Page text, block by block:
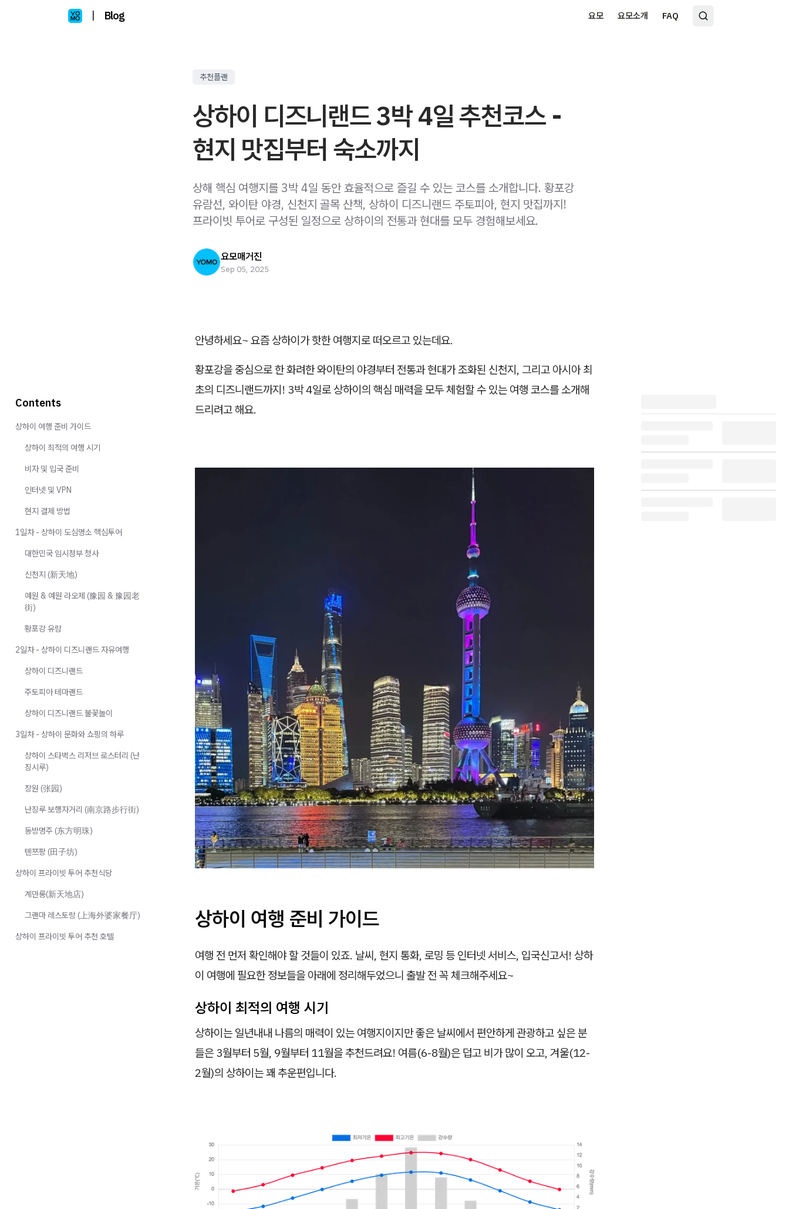
| Blog 요모 요모소개 FAQ
추천플랜
상하이 디즈니랜드 3박 4일 추천코스 -
현지 맛집부터 숙소까지
상해 핵심 여행지를 3박 4일 동안 효율적으로 즐길 수 있는 코스를 소개합니다. 황포강
유람선, 와이탄 야경, 신천지 골목 산책, 상하이 디즈니랜드 주토피아, 현지 맛집까지!
프라이빗 투어로 구성된 일정으로 상하이의 전통과 현대를 모두 경험해보세요.
요모매거진
Sep 05, 2025
안녕하세요~ 요즘 상하이가 핫한 여행지로 떠오르고 있는데요.
황포강을 중심으로 한 화려한 와이탄의 야경부터 전통과 현대가 조화된 신천지, 그리고 아시아 최
초의 디즈니랜드까지! 3박 4일로 상하이의 핵심 매력을 모두 체험할 수 있는 여행 코스를 소개해
드리려고 해요.
상하이 여행 준비 가이드
여행 전 먼저 확인해야 할 것들이 있죠. 날씨, 현지 통화, 로밍 등 인터넷 서비스, 입국신고서! 상하
이 여행에 필요한 정보들을 아래에 정리해두었으니 출발 전 꼭 체크해주세요~
상하이 최적의 여행 시기
상하이는 일년내내 나름의 매력이 있는 여행지이지만 좋은 날씨에서 편안하게 관광하고 싶은 분
들은 3월부터 5월, 9월부터 11월을 추천드려요! 여름(6-8월)은 덥고 비가 많이 오고, 겨울(12-
2월)의 상하이는 꽤 추운편입니다.
Contents
상하이 여행 준비 가이드
상하이 최적의 여행 시기
비자 및 입국 준비
인터넷 및 VPN
현지 결제 방법
1일차 - 상하이 도심명소 핵심투어
대한민국 임시정부 청사
신천지 (新天地)
예원 & 예원 라오제 (豫园 & 豫园老
街)
황포강 유람
2일차 - 상하이 디즈니랜드 자유여행
상하이 디즈니랜드
주토피아 테마랜드
상하이 디즈니랜드 불꽃놀이
3일차 - 상하이 문화와 쇼핑의 하루
상하이 스타벅스 리저브 로스터리 (난
징시루)
장원 (张园)
난징루 보행자거리 (南京路步行街)
동방명주 (东方明珠)
톈쯔팡 (田子坊)
상하이 프라이빗 투어 추천식당
계만롱(新天地店)
그랜마 레스토랑 (上海外婆家餐厅)
상하이 프라이빗 투어 추천 호텔